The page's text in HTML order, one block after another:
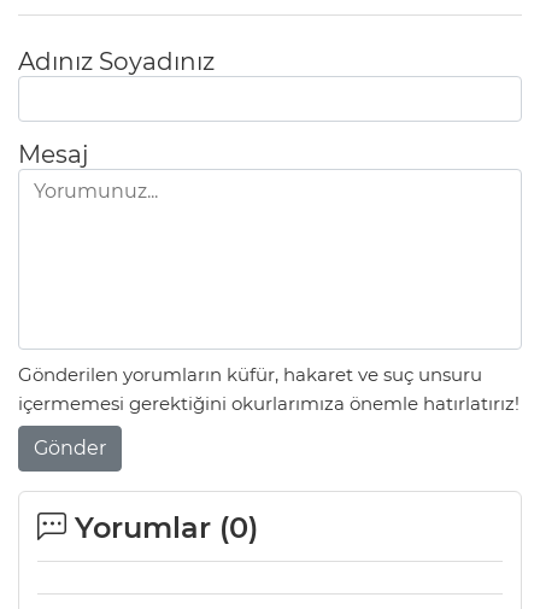
Adınız Soyadınız
Mesaj
Gönderilen yorumların küfür, hakaret ve suç unsuru
içermemesi gerektiğini okurlarımıza önemle hatırlatırız!
Gönder
Yorumlar (0)